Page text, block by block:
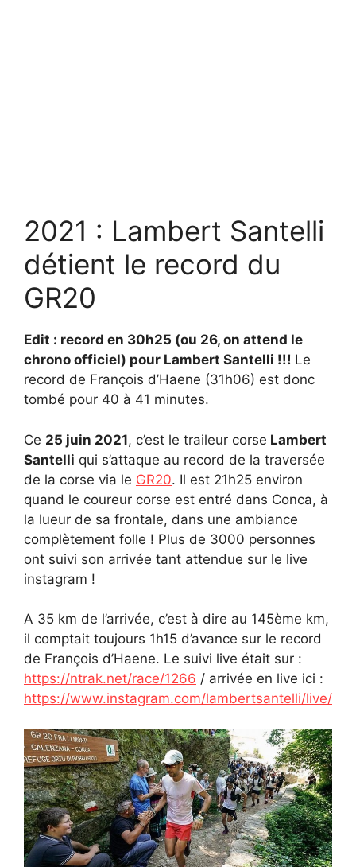
2021 : Lambert Santelli
détient le record du
GR20
Edit : record en 30h25 (ou 26, on attend le
chrono officiel) pour Lambert Santelli !!! Le
record de François d’Haene (31h06) est donc
tombé pour 40 à 41 minutes.
Ce 25 juin 2021, c’est le traileur corse Lambert
Santelli qui s’attaque au record de la traversée
de la corse via le GR20. Il est 21h25 environ
quand le coureur corse est entré dans Conca, à
la lueur de sa frontale, dans une ambiance
complètement folle ! Plus de 3000 personnes
ont suivi son arrivée tant attendue sur le live
instagram !
A 35 km de l’arrivée, c’est à dire au 145ème km,
il comptait toujours 1h15 d’avance sur le record
de François d’Haene. Le suivi live était sur :
https://ntrak.net/race/1266 / arrivée en live ici :
https://www.instagram.com/lambertsantelli/live/